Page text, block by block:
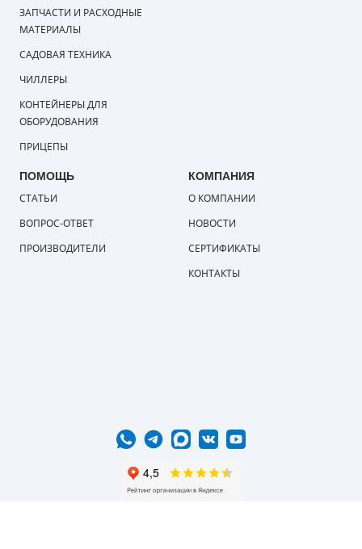
ЗАПЧАСТИ И РАСХОДНЫЕ
МАТЕРИАЛЫ
САДОВАЯ ТЕХНИКА
ЧИЛЛЕРЫ
КОНТЕЙНЕРЫ ДЛЯ
ОБОРУДОВАНИЯ
ПРИЦЕПЫ
ПОМОЩЬ
СТАТЬИ
ВОПРОС-ОТВЕТ
ПРОИЗВОДИТЕЛИ
КОМПАНИЯ
О КОМПАНИИ
НОВОСТИ
СЕРТИФИКАТЫ
КОНТАКТЫ